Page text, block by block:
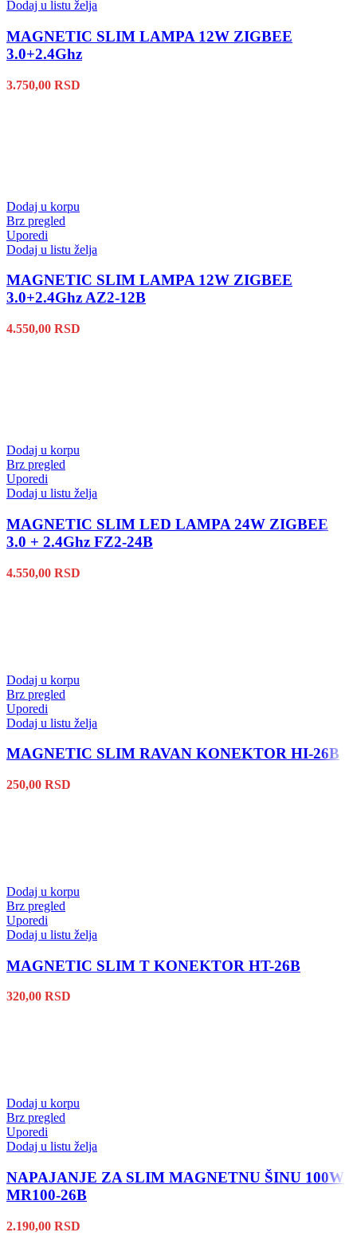
Dodaj u listu želja
MAGNETIC SLIM LAMPA 12W ZIGBEE
3.0+2.4Ghz
3.750,00 RSD
Dodaj u korpu
Brz pregled
Uporedi
Dodaj u listu želja
MAGNETIC SLIM LAMPA 12W ZIGBEE
3.0+2.4Ghz AZ2-12B
4.550,00 RSD
Dodaj u korpu
Brz pregled
Uporedi
Dodaj u listu želja
MAGNETIC SLIM LED LAMPA 24W ZIGBEE
3.0 + 2.4Ghz FZ2-24B
4.550,00 RSD
Dodaj u korpu
Brz pregled
Uporedi
Dodaj u listu želja
MAGNETIC SLIM RAVAN KONEKTOR HI-26B
250,00 RSD
Dodaj u korpu
Brz pregled
Uporedi
Dodaj u listu želja
MAGNETIC SLIM T KONEKTOR HT-26B
320,00 RSD
Dodaj u korpu
Brz pregled
Uporedi
Dodaj u listu želja
NAPAJANJE ZA SLIM MAGNETNU ŠINU 100W
MR100-26B
2.190,00 RSD